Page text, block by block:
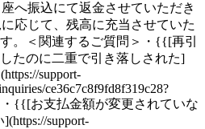
へ振込にて返金させていただき
応じて、残高に充当させていた
。＜関連するご質問＞・{{[再引
たのに二重で引き落しされた]
(https://support-
ce36c7c8f9fd8f319c28?
・{{[お支払金額が変更されていな
](https://support-